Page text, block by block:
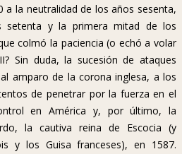
a la neutralidad de los años sesenta,
y la primera mitad de los
colmó la paciencia (o echó a volar
Sin duda, la sucesión de ataques
amparo de la corona inglesa, a los
de penetrar por la fuerza en el
en América y, por último, la
la cautiva reina de Escocia (y
y los Guisa franceses), en 1587.